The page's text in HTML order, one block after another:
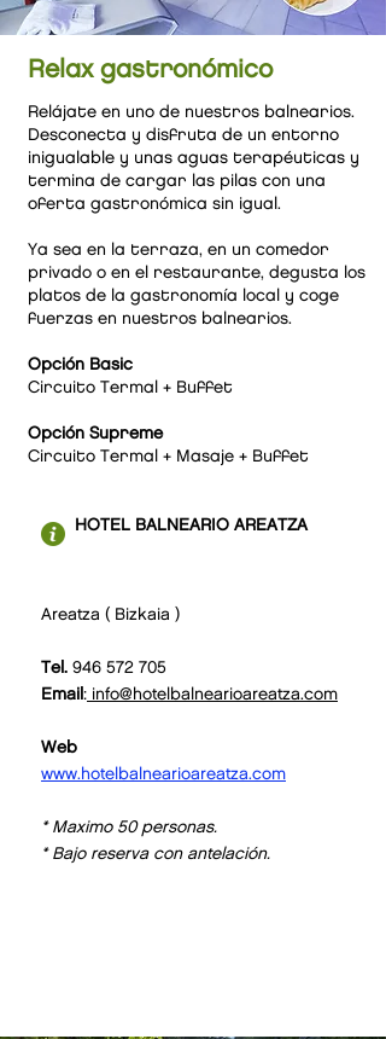
Relax gastronómico
Relájate en uno de nuestros balnearios.
Desconecta y disfruta de un entorno
inigualable y unas aguas terapéuticas y
termina de cargar las pilas con una
oferta gastronómica sin igual.
Ya sea en la terraza, en un comedor
privado o en el restaurante, degusta los
platos de la gastronomía local y coge
fuerzas en nuestros balnearios.
Opción Basic
Circuito Termal + Buffet
Opción Supreme
Circuito Termal + Masaje + Buffet
HOTEL BALNEARIO AREATZA
Areatza ( Bizkaia )
Tel. 946 572 705
Email : info@hotelbalnearioareatza.com
Web
www.hotelbalnearioareatza.com
* Maximo 50 personas.
* Bajo reserva con antelación.